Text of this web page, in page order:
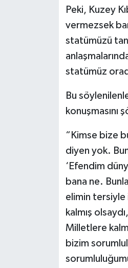
Peki, Kuzey
vermezsek
statümüzü
statümüz
Bu
konuşmasını
“Kimse bize
diyen yok.
‘Efendim
bana ne.
elimin tersiyle
kalmış
Milletlere
bizim